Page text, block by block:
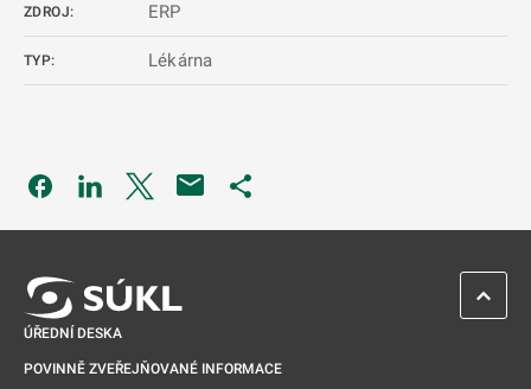
ZDROJ: ERP
TYP: Lékárna
Odkaz se otevře na nové kartě
Odkaz se otevře na nové kartě
Odkaz se otevře na nové kartě
ÚŘEDNÍ DESKA
POVINNĚ ZVEŘEJŇOVANÉ INFORMACE
ZPĚT